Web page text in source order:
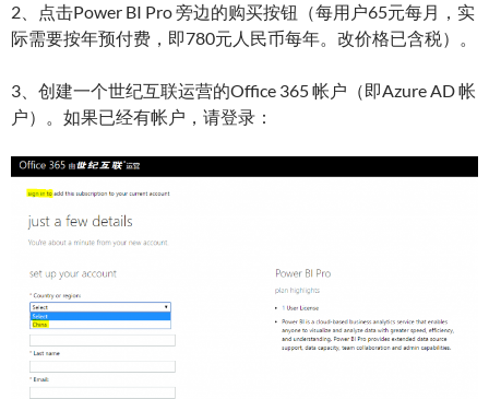
2、点击Power BI Pro 旁边的购买按钮（每用户65元每月，实
际需要按年预付费，即780元人民币每年。改价格已含税）。
3、创建一个世纪互联运营的Office 365 帐户（即Azure AD 帐
户）。如果已经有帐户，请登录：